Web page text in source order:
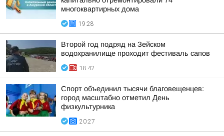
многоквартирных дома
19:28
Второй год подряд на Зейском
водохранилище проходит фестиваль сапов
18:42
Спорт объединил тысячи благовещенцев:
город масштабно отметил День
физкультурника
20:27